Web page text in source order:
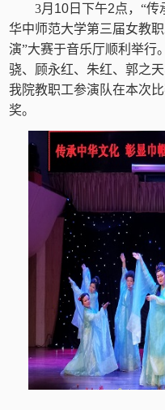
3月 10 日下午2点，“
华中师范大学第三届女教
演”大赛于音乐厅顺利举行
骁、顾永红、朱红、郭之
我院教职工参演队在本次
奖。